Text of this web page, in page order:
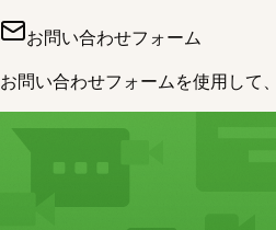
お問い合わせフォーム
お問い合わせフォームを使用して